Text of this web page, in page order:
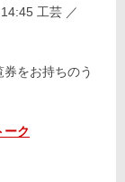
工芸 ／
をお持ちのう
ーク